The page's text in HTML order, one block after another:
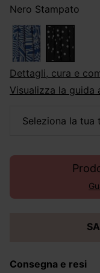
Nero Stampato
dettagli, cura e
Visualizza la guida
seleziona la tua
Consegna e resi